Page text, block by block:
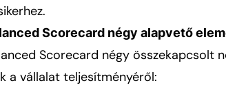
Scorecard négy alapvető
Scorecard négy összekapcsolt
a vállalat teljesítményéről: